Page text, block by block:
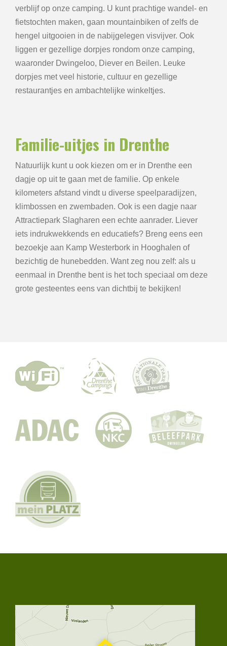
verblijf op onze camping. U kunt prachtige wandel- en
fietstochten maken, gaan mountainbiken of zelfs de
hengel uitgooien in de nabijgelegen visvijver. Ook
liggen er gezellige dorpjes rondom onze camping,
waaronder Dwingeloo, Diever en Beilen. Leuke
dorpjes met veel historie, cultuur en gezellige
restaurantjes en ambachtelijke winkeltjes.
Familie-uitjes in Drenthe
Natuurlijk kunt u ook kiezen om er in Drenthe een
dagje op uit te gaan met de familie. Op enkele
kilometers afstand vindt u diverse speelparadijzen,
klimbossen en zwembaden. Ook is een dagje naar
Attractiepark Slagharen een echte aanrader. Liever
iets indrukwekkends en educatiefs? Breng eens een
bezoekje aan Kamp Westerbork in Hooghalen of
bezichtig de hunebedden. Want zeg nou zelf: als u
eenmaal in Drenthe bent is het toch speciaal om deze
grote gesteentes eens van dichtbij te bekijken!